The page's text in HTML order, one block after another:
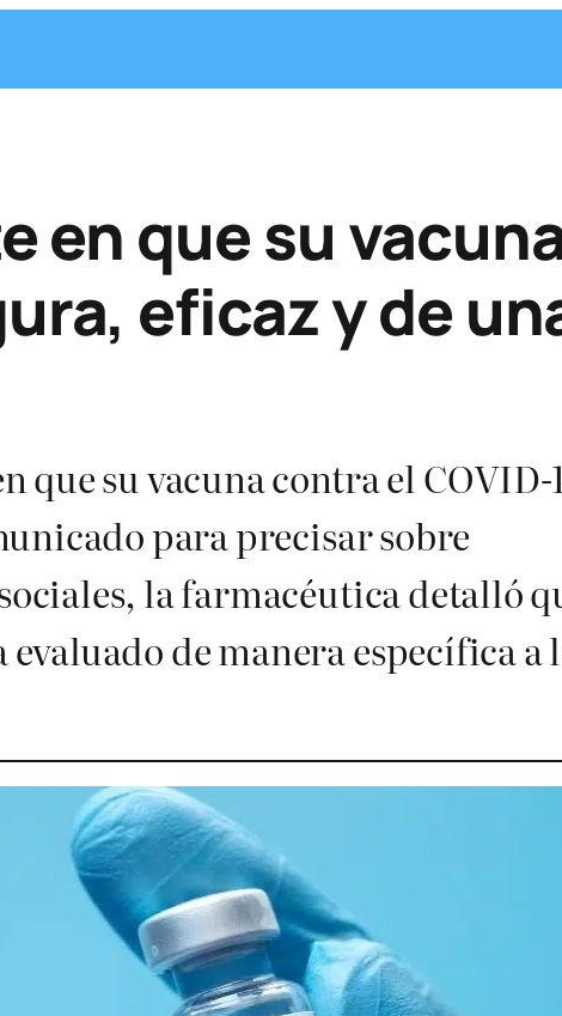
en que su
eficaz y de
su vacuna contra el COVID-
para precisar sobre
la farmacéutica detalló
de manera específica a